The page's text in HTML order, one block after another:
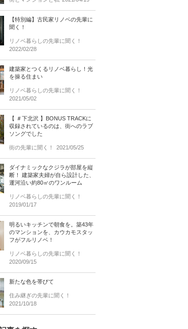
【特別編】古民家リノベの先輩に
聞く！
リノベ暮らしの先輩に聞く！
2022/02/28
建築家とつくるリノベ暮らし！光
を操る住まい
リノベ暮らしの先輩に聞く！
2021/05/02
【 ＃下北沢 】BONUS TRACKに
収録されているのは、街へのラブ
ソングでした
街の先輩に聞く！ 2021/05/25
ダイナミックなクジラが部屋を縦
断！ 建築家夫婦が自ら設計した、
運河沿い約80㎡のワンルーム
リノベ暮らしの先輩に聞く！
2019/01/17
明るいキッチンで朝食を。築43年
のマンションを、カウカモスタッ
フがフルリノベ！
リノベ暮らしの先輩に聞く！
2020/09/15
新たな色を帯びて
住み継ぎの先輩に聞く！
2021/10/18